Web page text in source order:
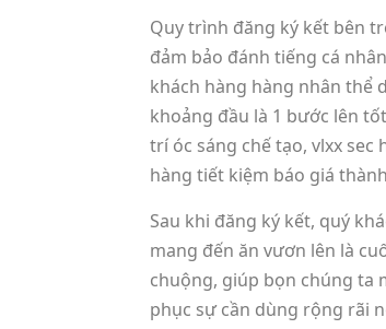
Quy trình đăng ký kết bên
đảm bảo đánh tiếng cá
khách hàng hàng nhân thể
khoảng đầu là 1 bước lên
trí óc sáng chế tạo, vlxx
hàng tiết kiệm báo giá
Sau khi đăng ký kết, quý
mang đến ăn vươn lên là
chuộng, giúp bọn chúng ta
phục sự cần dùng rộng rãi